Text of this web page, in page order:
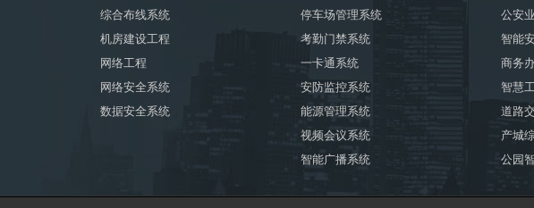
综合布线系统
机房建设工程
网络工程
网络安全系统
数据安全系统
停车场管理系统
考勤门禁系统
一卡通系统
安防监控系统
能源管理系统
视频会议系统
智能广播系统
公安
智能
商务
智慧
道路
产城
公园